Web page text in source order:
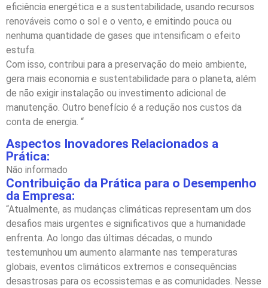
eficiência energética e a sustentabilidade, usando recursos
renováveis como o sol e o vento, e emitindo pouca ou
nenhuma quantidade de gases que intensificam o efeito
estufa.
Com isso, contribui para a preservação do meio ambiente,
gera mais economia e sustentabilidade para o planeta, além
de não exigir instalação ou investimento adicional de
manutenção. Outro benefício é a redução nos custos da
conta de energia. “
Aspectos Inovadores Relacionados a
Prática:
Não informado
Contribuição da Prática para o Desempenho
da Empresa:
“Atualmente, as mudanças climáticas representam um dos
desafios mais urgentes e significativos que a humanidade
enfrenta. Ao longo das últimas décadas, o mundo
testemunhou um aumento alarmante nas temperaturas
globais, eventos climáticos extremos e consequências
desastrosas para os ecossistemas e as comunidades. Nesse